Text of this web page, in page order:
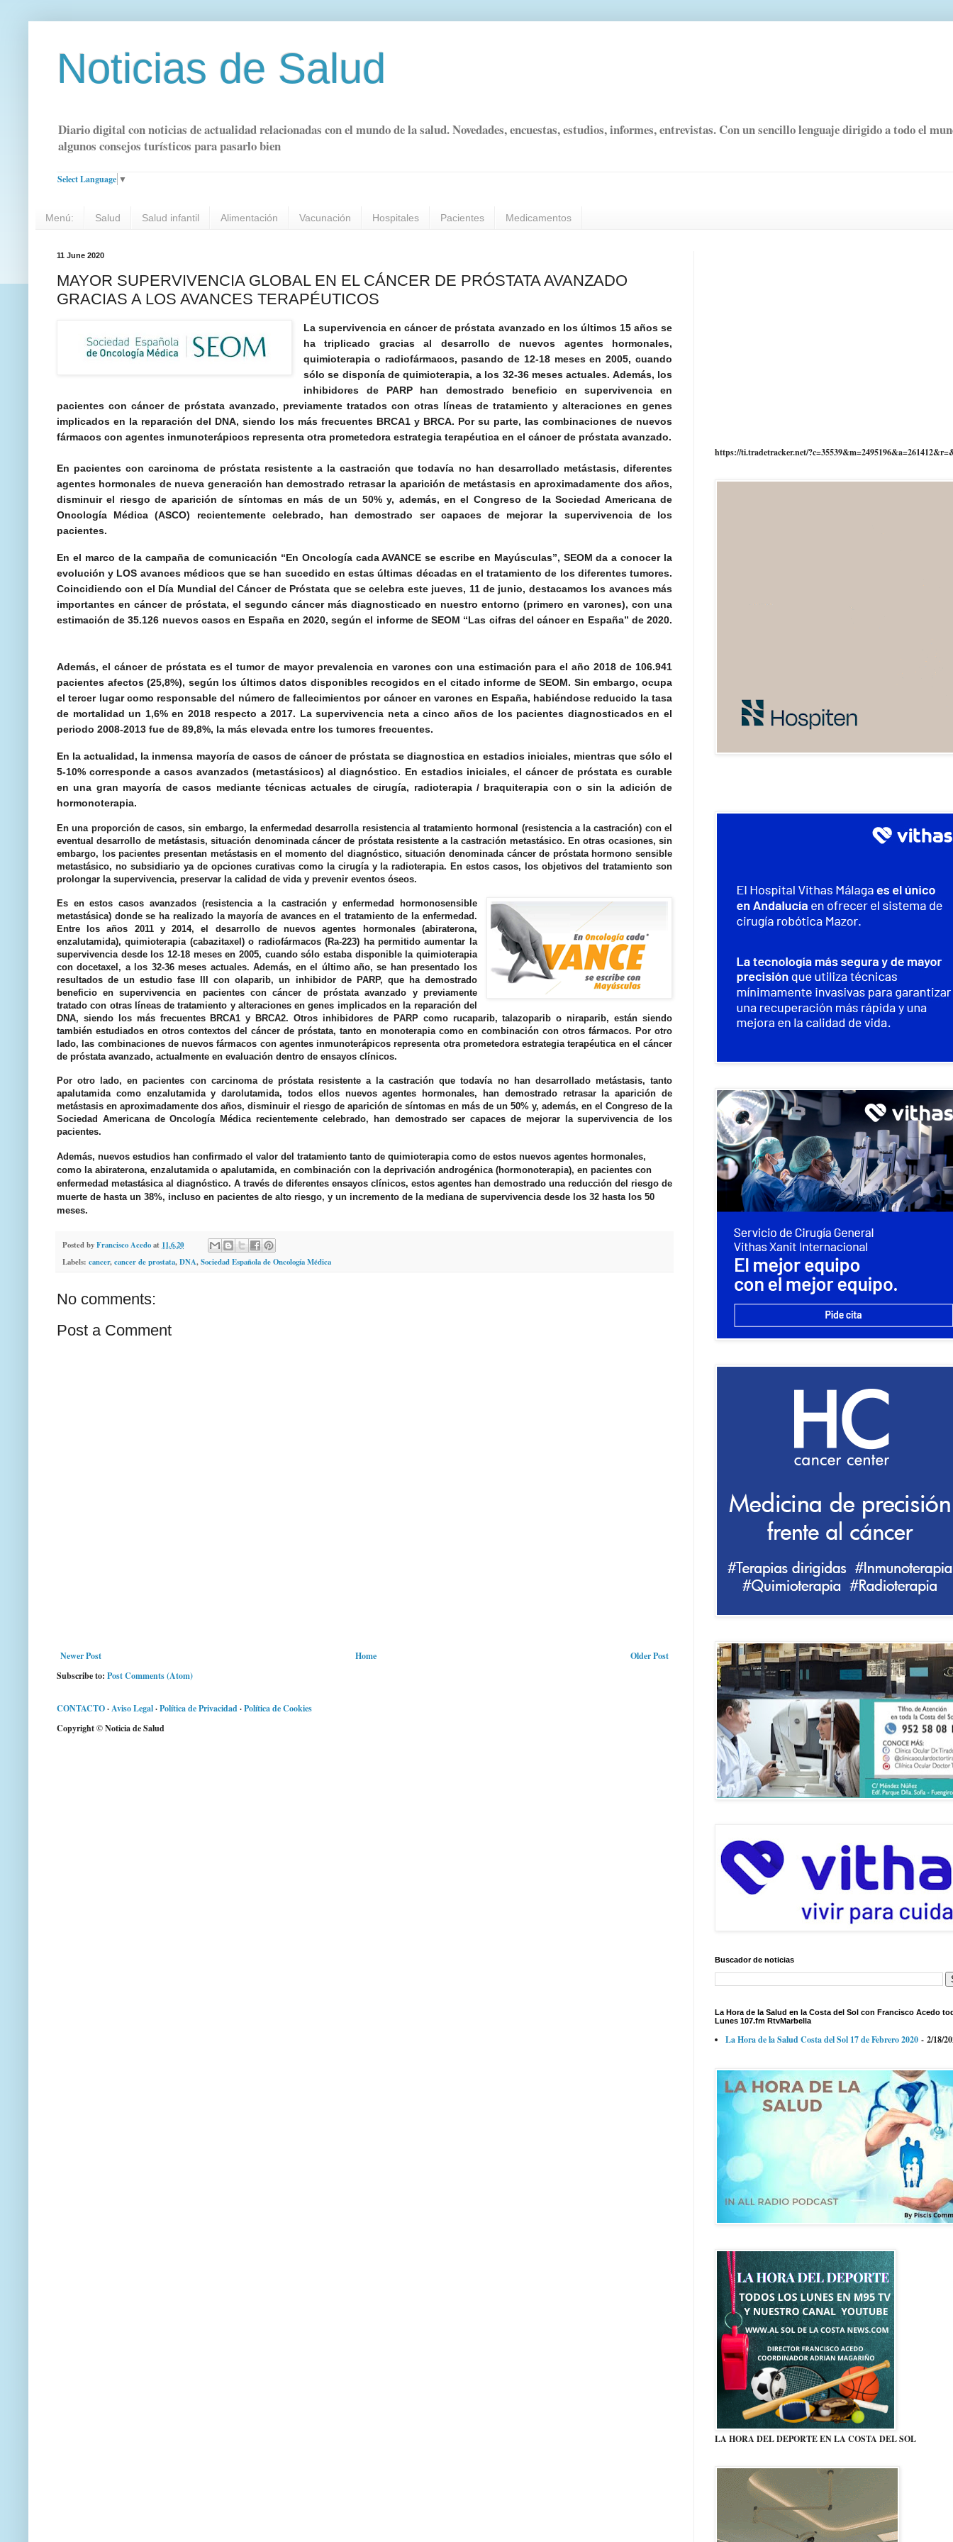
Noticias de Salud
Diario digital con noticias de actualidad relacionadas con el mundo de la salud. Novedades, encuestas, estudios, informes, entrevistas. Con un sencillo lenguaje dirigido a todo el
algunos consejos turísticos para pasarlo bien
Select Language ▼
Menú: Salud Salud infantil Alimentación Vacunación Hospitales Pacientes Medicamentos
11 June 2020
MAYOR SUPERVIVENCIA GLOBAL EN EL CÁNCER DE PRÓSTATA AVANZADO
GRACIAS A LOS AVANCES TERAPÉUTICOS
La supervivencia en cáncer de próstata avanzado en los últimos 15 años se
ha triplicado gracias al desarrollo de nuevos agentes hormonales,
quimioterapia o radiofármacos, pasando de 12-18 meses en 2005, cuando
sólo se disponía de quimioterapia, a los 32-36 meses actuales. Además, los
inhibidores de PARP han demostrado beneficio en supervivencia en
pacientes con cáncer de próstata avanzado, previamente tratados con otras líneas de tratamiento y alteraciones en genes
implicados en la reparación del DNA, siendo los más frecuentes BRCA1 y BRCA. Por su parte, las combinaciones de nuevos
fármacos con agentes inmunoterápicos representa otra prometedora estrategia terapéutica en el cáncer de próstata avanzado.
En pacientes con carcinoma de próstata resistente a la castración que todavía no han desarrollado metástasis, diferentes
agentes hormonales de nueva generación han demostrado retrasar la aparición de metástasis en aproximadamente dos años,
disminuir el riesgo de aparición de síntomas en más de un 50% y, además, en el Congreso de la Sociedad Americana de
Oncología Médica (ASCO) recientemente celebrado, han demostrado ser capaces de mejorar la supervivencia de los
pacientes.
En el marco de la campaña de comunicación “En Oncología cada AVANCE se escribe en Mayúsculas”, SEOM da a conocer la
evolución y LOS avances médicos que se han sucedido en estas últimas décadas en el tratamiento de los diferentes tumores.
Coincidiendo con el Día Mundial del Cáncer de Próstata que se celebra este jueves, 11 de junio, destacamos los avances más
importantes en cáncer de próstata, el segundo cáncer más diagnosticado en nuestro entorno (primero en varones), con una
estimación de 35.126 nuevos casos en España en 2020, según el informe de SEOM “Las cifras del cáncer en España” de 2020.
Además, el cáncer de próstata es el tumor de mayor prevalencia en varones con una estimación para el año 2018 de 106.941
pacientes afectos (25,8%), según los últimos datos disponibles recogidos en el citado informe de SEOM. Sin embargo, ocupa
el tercer lugar como responsable del número de fallecimientos por cáncer en varones en España, habiéndose reducido la tasa
de mortalidad un 1,6% en 2018 respecto a 2017. La supervivencia neta a cinco años de los pacientes diagnosticados en el
periodo 2008-2013 fue de 89,8%, la más elevada entre los tumores frecuentes.
En la actualidad, la inmensa mayoría de casos de cáncer de próstata se diagnostica en estadios iniciales, mientras que sólo el
5-10% corresponde a casos avanzados (metastásicos) al diagnóstico. En estadios iniciales, el cáncer de próstata es curable
en una gran mayoría de casos mediante técnicas actuales de cirugía, radioterapia / braquiterapia con o sin la adición de
hormonoterapia.
En una proporción de casos, sin embargo, la enfermedad desarrolla resistencia al tratamiento hormonal (resistencia a la castración) con el
eventual desarrollo de metástasis, situación denominada cáncer de próstata resistente a la castración metastásico. En otras ocasiones, sin
embargo, los pacientes presentan metástasis en el momento del diagnóstico, situación denominada cáncer de próstata hormono sensible
metastásico, no subsidiario ya de opciones curativas como la cirugía y la radioterapia. En estos casos, los objetivos del tratamiento son
prolongar la supervivencia, preservar la calidad de vida y prevenir eventos óseos.
Es en estos casos avanzados (resistencia a la castración y enfermedad hormonosensible
metastásica) donde se ha realizado la mayoría de avances en el tratamiento de la enfermedad.
Entre los años 2011 y 2014, el desarrollo de nuevos agentes hormonales (abiraterona,
enzalutamida), quimioterapia (cabazitaxel) o radiofármacos (Ra-223) ha permitido aumentar la
supervivencia desde los 12-18 meses en 2005, cuando sólo estaba disponible la quimioterapia
con docetaxel, a los 32-36 meses actuales. Además, en el último año, se han presentado los
resultados de un estudio fase III con olaparib, un inhibidor de PARP, que ha demostrado
beneficio en supervivencia en pacientes con cáncer de próstata avanzado y previamente
tratado con otras líneas de tratamiento y alteraciones en genes implicados en la reparación del
DNA, siendo los más frecuentes BRCA1 y BRCA2. Otros inhibidores de PARP como rucaparib, talazoparib o niraparib, están siendo
también estudiados en otros contextos del cáncer de próstata, tanto en monoterapia como en combinación con otros fármacos. Por otro
lado, las combinaciones de nuevos fármacos con agentes inmunoterápicos representa otra prometedora estrategia terapéutica en el cáncer
de próstata avanzado, actualmente en evaluación dentro de ensayos clínicos.
Por otro lado, en pacientes con carcinoma de próstata resistente a la castración que todavía no han desarrollado metástasis, tanto
apalutamida como enzalutamida y darolutamida, todos ellos nuevos agentes hormonales, han demostrado retrasar la aparición de
metástasis en aproximadamente dos años, disminuir el riesgo de aparición de síntomas en más de un 50% y, además, en el Congreso de la
Sociedad Americana de Oncología Médica recientemente celebrado, han demostrado ser capaces de mejorar la supervivencia de los
pacientes.
Además, nuevos estudios han confirmado el valor del tratamiento tanto de quimioterapia como de estos nuevos agentes hormonales,
como la abiraterona, enzalutamida o apalutamida, en combinación con la deprivación androgénica (hormonoterapia), en pacientes con
enfermedad metastásica al diagnóstico. A través de diferentes ensayos clínicos, estos agentes han demostrado una reducción del riesgo de
muerte de hasta un 38%, incluso en pacientes de alto riesgo, y un incremento de la mediana de supervivencia desde los 32 hasta los 50
meses.
Posted byFrancisco Acedoat 11.6.20
Labels: cancer,cancer de prostata,DNA,Sociedad Española de Oncología Médica
No comments:
Post a Comment
Newer Post Older Post
Home
Subscribe to: Post Comments (Atom)
CONTACTO·Aviso Legal·Política de Privacidad·Política de Cookies
Copyright © Noticia de Salud
https://ti.tradetracker.net/
Buscador de noticias
La Hora de la Salud en la Costa del Sol con Francisco Acedo
Lunes 107.fm RtvMarbella
La Hora de la Salud Costa del Sol 17 de Febrero 2020 - 2/18/
LA HORA DEL DEPORTE EN LA COSTA DEL SOL